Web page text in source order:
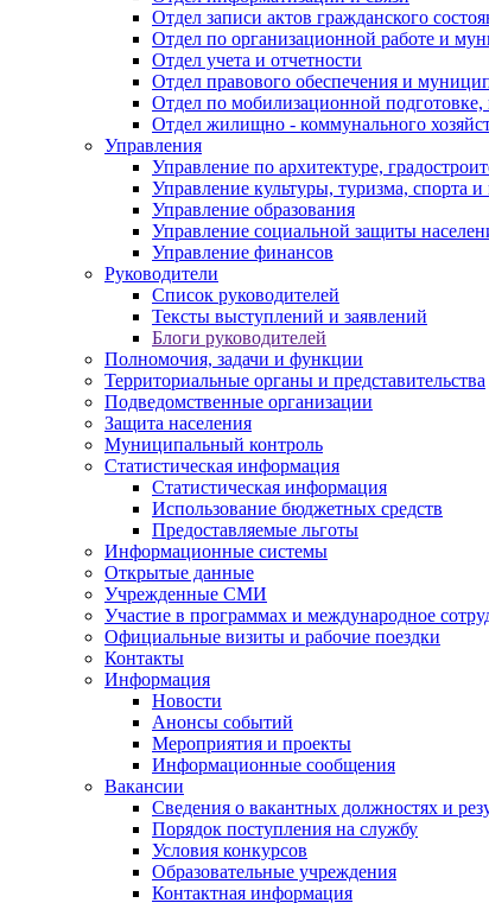
Отдел записи актов гражданского
Отдел по организационной работе и
Отдел учета и отчетности
Отдел правового обеспечения и
Отдел по мобилизационной
Отдел жилищно - коммунального
Управления
Управление по архитектуре,
Управление культуры, туризма, спорта
Управление образования
Управление социальной защиты
Управление финансов
Руководители
Список руководителей
Тексты выступлений и заявлений
Блоги руководителей
Полномочия, задачи и функции
Территориальные органы и представительства
Подведомственные организации
Защита населения
Муниципальный контроль
Статистическая информация
Статистическая информация
Использование бюджетных средств
Предоставляемые льготы
Информационные системы
Открытые данные
Учрежденные СМИ
Участие в программах и международное
Официальные визиты и рабочие поездки
Контакты
Информация
Новости
Анонсы событий
Мероприятия и проекты
Информационные сообщения
Вакансии
Сведения о вакантных должностях и
Порядок поступления на службу
Условия конкурсов
Образовательные учреждения
Контактная информация